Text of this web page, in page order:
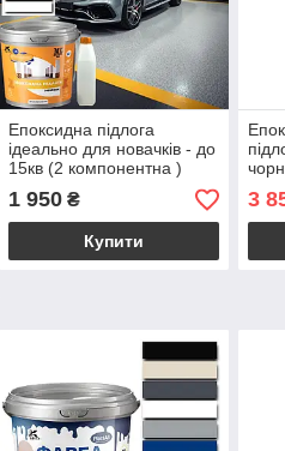
Епоксидна підлога
ідеально для новачків - до
15кв (2 компонентна )
валик
1 950₴
Купити
3